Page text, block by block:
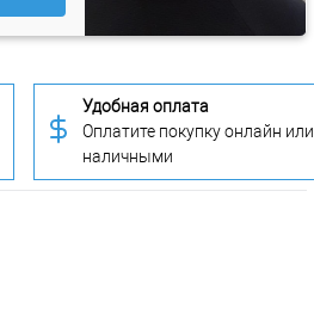
Удобная оплата
Оплатите покупку онлайн или
наличными